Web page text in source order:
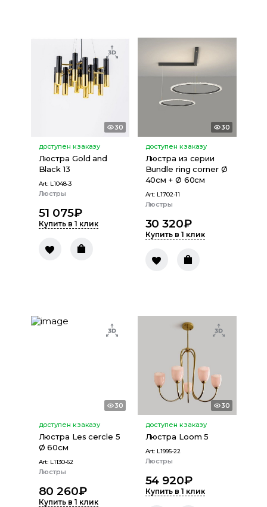
30
доступен к заказу
Люстра Gold and
Black 13
Art: L1048-3
Люстры
51 075₽
Купить в 1 клик
30
доступен к заказу
Люстра из серии
Bundle ring corner Ø
40см + Ø 60см
Art: L1702-11
Люстры
30 320₽
Купить в 1 клик
30
доступен к заказу
Люстра Les cercle 5
Ø 60см
Art: L1130-62
Люстры
80 260₽
Купить в 1 клик
30
доступен к заказу
Люстра Loom 5
Art: L1995-22
Люстры
54 920₽
Купить в 1 клик